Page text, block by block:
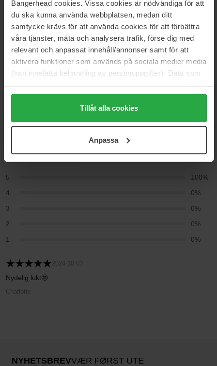
Bangerhead cookies. Vissa cookies är nödvändiga för att
du ska kunna använda webbplatsen, medan ditt
samtycke krävs för att använda cookies för att förbättra
våra tjänster, mäta och analysera trafik, förse dig med
relevant och anpassat innehåll/annonser samt för att
aktivera funktioner som används på sociala medier media
(kan innefatta behandling av personuppgifter). Data som
trycka på "Tillåt alla cookies" accepterar du alla cookies,
medan du under "Detaljer" kan anpassa användningen av
cookies. Du kan när som helst återkalla ditt samtycke.
Tillåt alla cookies
Anpassa
Hjem
Parfyme
Dameparfyme
Cloud Collection 2
5
Basert på 1 anmeldelser
5
100%
4
0%
3
0%
2
0%
1
0%
2024-10-03
Nydelig lukt🤩
Charlotte
NYHETSBREVVÆR FØRST UTE